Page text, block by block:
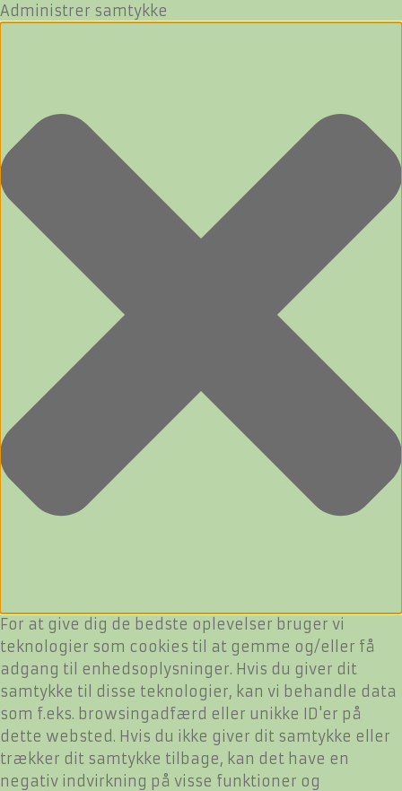
Administrer samtykke
For at give dig de bedste oplevelser bruger vi
teknologier som cookies til at gemme og/eller få
adgang til enhedsoplysninger. Hvis du giver dit
samtykke til disse teknologier, kan vi behandle data
som f.eks. browsingadfærd eller unikke ID'er på
dette websted. Hvis du ikke giver dit samtykke eller
trækker dit samtykke tilbage, kan det have en
negativ indvirkning på visse funktioner og